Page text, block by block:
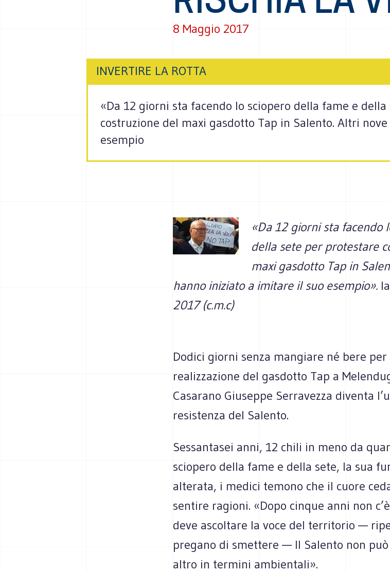
8 Maggio 2017
INVERTIRE LA ROTTA
«Da 12 giorni sta facendo lo sciopero della fame e
costruzione del maxi gasdotto Tap in Salento. Altri
esempio
«Da 12 giorni sta facendo
della sete per protestare
maxi gasdotto Tap in
hanno iniziato a imitare il suo esempio».
2017 (c.m.c)
Dodici giorni senza mangiare né bere
realizzazione del gasdotto Tap a
Casarano Giuseppe Serravezza diventa
resistenza del Salento.
Sessantasei anni, 12 chili in meno da
sciopero della fame e della sete, la sua
alterata, i medici temono che il cuore
sentire ragioni. «Dopo cinque anni non
deve ascoltare la voce del territorio —
pregano di smettere — Il Salento non
altro in termini ambientali».